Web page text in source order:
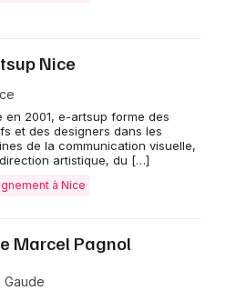
Nice
en 2001, e-artsup forme des
et des designers dans les
de la communication visuelle,
artistique, du […]
à Nice
Marcel Pagnol
Gaude